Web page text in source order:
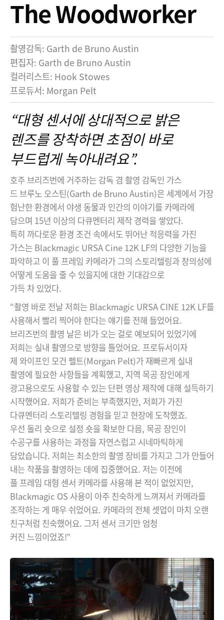
The Woodworker
촬영감독: Garth de Bruno Austin
편집자: Garth de Bruno Austin
컬러리스트: Hook Stowes
프로듀서: Morgan Pelt
“대형 센서에 상대적으로 밝은
렌즈를 장착하면 초점이 바로
부드럽게 녹아내려요”.
호주 브리즈번에 거주하는 감독 겸 촬영 감독인 가스
드 브루노 오스틴(Garth de Bruno Austin)은 세계에서 가장
험난한 환경에서 야생 동물과 인간의 이야기를 카메라에
담으며 15년 이상의 다큐멘터리 제작 경력을 쌓았다.
특히 까다로운 환경 조건 속에서도 뛰어난 적응력을 가진
가스는 Blackmagic URSA Cine 12K LF의 다양한 기능을
파악하고 이 풀 프레임 카메라가 그의 스토리텔링과 창의성에
어떻게 도움을 줄 수 있을지에 대한 기대감으로
가득 차 있었다.
“촬영 바로 전날 저희는 Blackmagic URSA CINE 12K LF를
사용해서 빨리 찍어야 한다는 얘기를 전해 들었어요.
브리즈번의 촬영 날은 비가 오는 걸로 예보되어 있었기에
저희는 실내 촬영으로 방향을 틀었어요. 프로듀서이자
제 와이프인 모건 펠트(Morgan Pelt)가 재빠르게 실내
촬영에 필요한 사항들을 계획했고, 지역 목공 장인에게
광고용으로도 사용할 수 있는 단편 영상 제작에 대해 설득하기
시작했어요. 저희가 준비는 부족했지만, 저희가 가진
다큐멘터리 스토리텔링 경험을 믿고 현장에 도착했죠.
우선 돌리 숏으로 설정 숏을 확보한 다음, 목공 장인이
수공구를 사용하는 과정을 자연스럽고 시네마틱하게
담았습니다. 저희는 최소한의 촬영 장비를 가지고 그가 만들어
내는 작품을 촬영하는 데에 집중했어요. 저는 이전에
풀 프레임 대형 센서 카메라를 사용해 본 적이 없었지만,
Blackmagic OS 사용이 아주 친숙하게 느껴져서 카메라를
조작하는 게 매우 쉬었어요. 카메라의 전체 셋업이 마치 오랜
친구처럼 친숙했어요. 그저 센서 크기만 엄청
커진 느낌이었죠!”